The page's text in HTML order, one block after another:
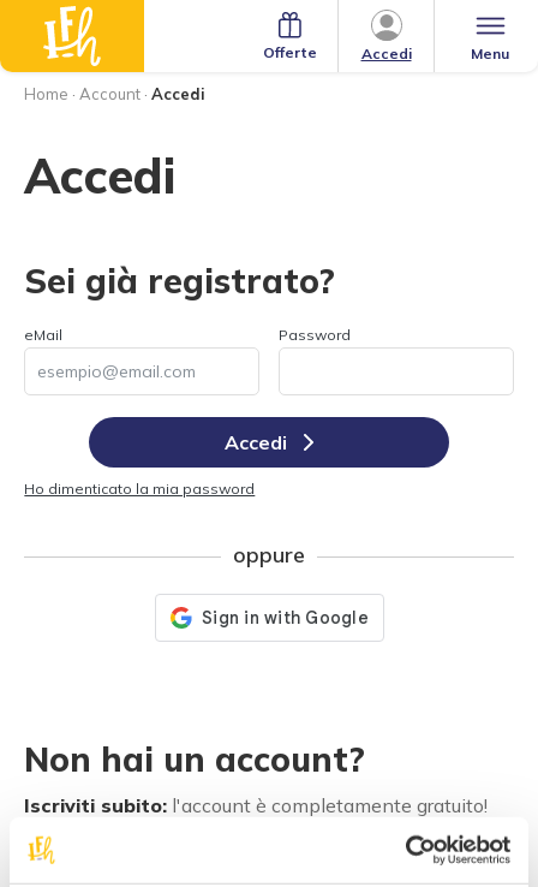
Menu
Accedi
Offerte
Home · Account · Accedi
Accedi
Sei già registrato?
eMail Password
Accedi
Ho dimenticato la mia password
oppure
Non hai un account?
Iscriviti subito: l'account è completamente gratuito!
Registrati subito